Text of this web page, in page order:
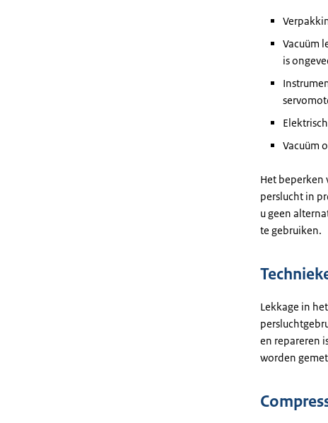
Vacuüm
is
Vacuüm
Het beperken
perslucht in
u geen
te gebruiken.
Lekkage in
en repareren
worden